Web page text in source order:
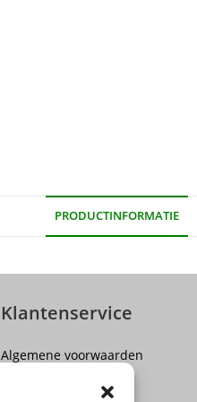
PRODUCTINFORMATIE
Klantenservice
Algemene voorwaarden